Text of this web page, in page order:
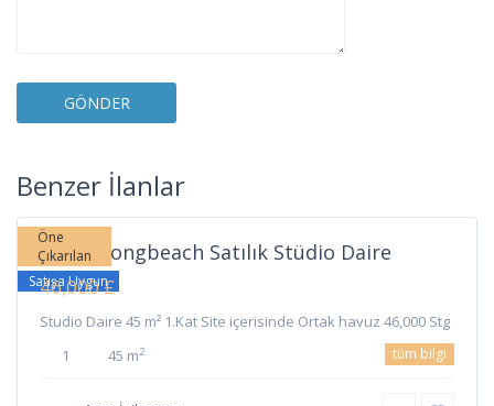
Benzer İlanlar
İskele
Öne
Çıkarılan
Satışa Uygun
İskele Longbeach Satılık Stüdio Daire
46,000 £
Studio Daire 45 m² 1.Kat Site içerisinde Ortak havuz 46,000 Stg
1
45 m2 tüm bilgi